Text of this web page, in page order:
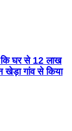
कि घर से 12 लाख
खेड़ा गांव से किया